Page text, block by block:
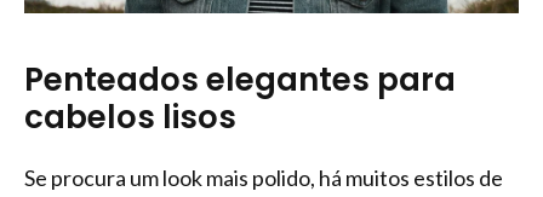
Penteados elegantes para
cabelos lisos
Se procura um look mais polido, há muitos estilos de